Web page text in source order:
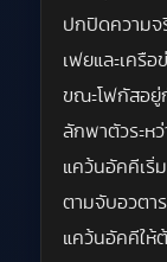
ปกปิดความจ
เฟยและเครื
ขณะโฟกัสอยู่
ลักพาตัวระหว่
แคว้นอัคคีเริ่
ตามจับอวตา
แคว้นอัคคีให้